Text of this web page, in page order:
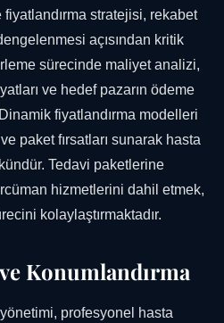
stratejisi, rekabet
açısından kritik
sürecinde maliyet analizi,
ve hedef pazarın ödeme
fiyatlandırma modelleri
paket fırsatları sunarak hasta
Tedavi paketlerine
hizmetlerini dahil etmek,
kolaylaştırmaktadır.
Konumlandırma
profesyonel hasta